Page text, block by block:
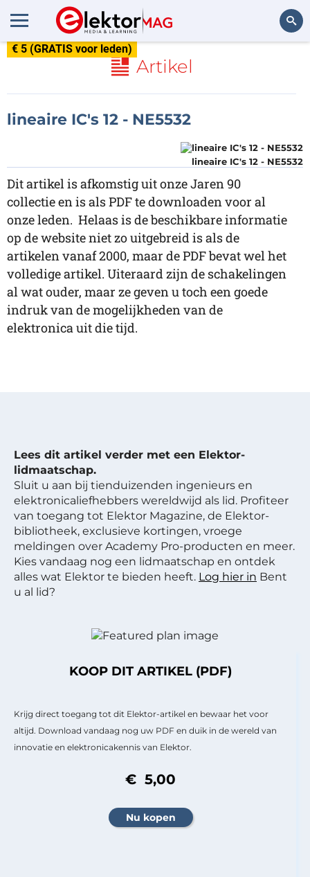
€ 5 (GRATIS voor leden)
Artikel
lineaire IC's 12 - NE5532
lineaire IC's 12 - NE5532
Dit artikel is afkomstig uit onze Jaren 90
collectie en is als PDF te downloaden voor al
onze leden. Helaas is de beschikbare informatie
op de website niet zo uitgebreid is als de
artikelen vanaf 2000, maar de PDF bevat wel het
volledige artikel. Uiteraard zijn de schakelingen
al wat ouder, maar ze geven u toch een goede
indruk van de mogelijkheden van de
elektronica uit die tijd.
Lees dit artikel verder met een Elektor-
lidmaatschap.
Sluit u aan bij tienduizenden ingenieurs en
elektronicaliefhebbers wereldwijd als lid. Profiteer
van toegang tot Elektor Magazine, de Elektor-
bibliotheek, exclusieve kortingen, vroege
meldingen over Academy Pro-producten en meer.
Kies vandaag nog een lidmaatschap en ontdek
alles wat Elektor te bieden heeft. Log hier in Bent
u al lid?
KOOP DIT ARTIKEL (PDF)
Krijg direct toegang tot dit Elektor-artikel en bewaar het voor
altijd. Download vandaag nog uw PDF en duik in de wereld van
innovatie en elektronicakennis van Elektor.
€ 5,00